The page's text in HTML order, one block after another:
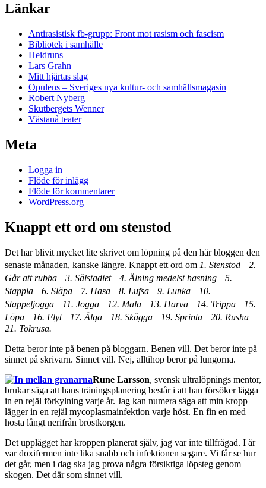
Länkar
Antirasistisk fb-grupp: Front mot rasism och fascism
Bibliotek i samhälle
Heidruns
Lars Grahn
Mitt hjärtas slag
Opulens – Sveriges nya kultur- och samhällsmagasin
Robert Nyberg
Skutbergets Wenner
Västanå teater
Meta
Logga in
Flöde för inlägg
Flöde för kommentarer
WordPress.org
Knappt ett ord om stenstod
Det har blivit mycket lite skrivet om löpning på den här bloggen den
senaste månaden, kanske längre. Knappt ett ord om 1. Stenstod 2.
Går att rubba 3. Sälstadiet 4. Ålning medelst hasning 5.
Stappla 6. Släpa 7. Hasa 8. Lufsa 9. Lunka 10.
Stappeljogga 11. Jogga 12. Mala 13. Harva 14. Trippa 15.
Löpa 16. Flyt 17. Älga 18. Skägga 19. Sprinta 20. Rusha
21. Tokrusa.
Detta beror inte på benen på bloggarn. Benen vill. Det beror inte på
sinnet på skrivarn. Sinnet vill. Nej, alltihop beror på lungorna.
Rune Larsson, svensk ultralöpnings mentor,
brukar säga att hans träningsplanering består i att han försöker lägga
in en rejäl förkylning varje år. Jag kan numera säga att min kropp
lägger in en rejäl mycoplasmainfektion varje höst. En fin en med
hosta långt nerifrån bröstkorgen.
Det upplägget har kroppen planerat själv, jag var inte tillfrågad. I år
var doxifermen inte lika snabb och infektionen segare. Vi får se hur
det går, men i dag ska jag prova några försiktiga löpsteg genom
skogen. Det där som sinnet vill.